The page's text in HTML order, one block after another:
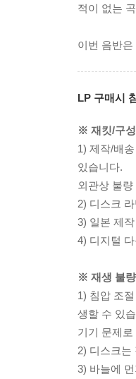
적이 없는
이번 음반
LP 구매시
※ 재킷/구
1) 제작/배
있습니다.
외관상 불
2) 디스크
3) 일본 제
4) 디지털
※ 재생 불량
1) 침압 조
생할 수 있
기기 문제
2) 디스크는
3) 바늘에